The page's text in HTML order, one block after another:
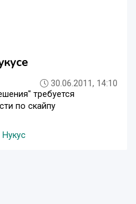
30.06.2011, 14:10
требуется
по скайпу
Нукус